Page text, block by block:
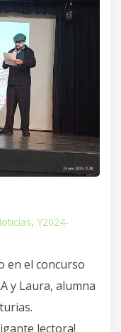
, Y2024-
en el concurso
y Laura, alumna
lectora!